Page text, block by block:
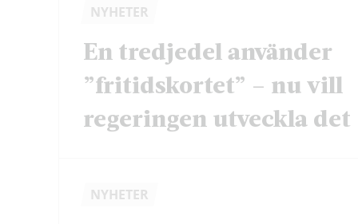
NYHETER
En tredjedel använder
”fritidskortet” – nu vill
regeringen utveckla det
NYHETER